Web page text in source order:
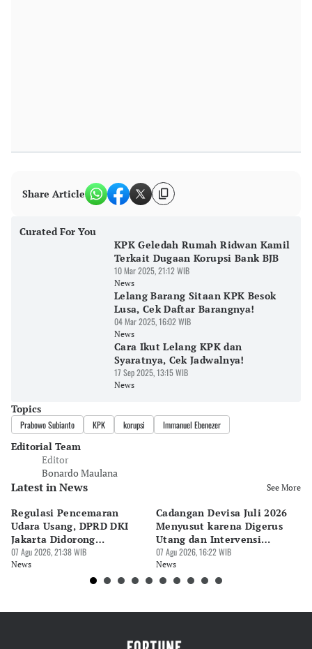
Share Article
Curated For You
KPK Geledah Rumah Ridwan Kamil
Terkait Dugaan Korupsi Bank BJB
10 Mar 2025, 21:12 WIB
News
Lelang Barang Sitaan KPK Besok
Lusa, Cek Daftar Barangnya!
04 Mar 2025, 16:02 WIB
News
Cara Ikut Lelang KPK dan
Syaratnya, Cek Jadwalnya!
17 Sep 2025, 13:15 WIB
News
Topics
Prabowo Subianto KPK korupsi Immanuel Ebenezer
Editorial Team
Editor
Bonardo Maulana
Latest in News See More
Regulasi Pencemaran
Udara Usang, DPRD DKI
Jakarta Didorong
Prioritaskan Revisi Perda
07 Agu 2026, 21:38 WIB
News
Cadangan Devisa Juli 2026
Menyusut karena Digerus
Utang dan Intervensi
Rupiah
07 Agu 2026, 16:22 WIB
News